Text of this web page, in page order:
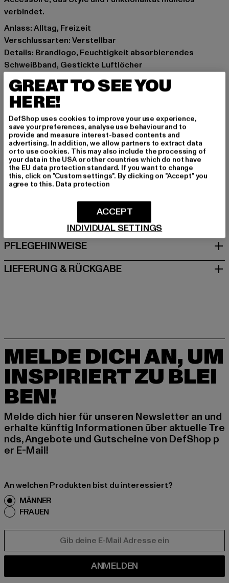
verbindet.
Anlass: Alltag, Freizeit
Verschlussarten: Verstellbar
Details: Brandlogo, Feuchtigkeit absorbierendes
Schweißband, Gestickte Luftlöcher
Marke: Starter Black Label
Kat.: Caps
Farbe: schwarz, weiß
Hersteller Farbe: black/white
Materialzusammensetzung: 100% Baumwolle
Art.Nr: ST253-00826
Hersteller: TB International GmbH |info@tbint.de
Dr.-Robert-Murjahn-Straße 7 | 64372 Ober-Ramstadt |
DE
GRÖSSE & PASSFORM
PFLEGEHINWEISE
LIEFERUNG & RÜCKGABE
MELDE DICH AN, UM
INSPIRIERT ZU BLEI
BEN!
Melde dich hier für unseren Newsletter an und
erhalte künftig Informationen über aktuelle Tre
nds, Angebote und Gutscheine von DefShop p
er E-Mail!
An welchen Produkten bist du interessiert?
MÄNNER
FRAUEN
ANMELDEN
GREAT TO SEE YOU
HERE!
DefShop uses cookies to improve your use experience,
save your preferences, analyse use behaviour and to
provide and measure interest-based contents and
advertising. In addition, we allow partners to extract data
or to use cookies. This may also include the processing of
your data in the USA or other countries which do not have
the EU data protection standard. If you want to change
this, click on "Custom settings". By clicking on "Accept" you
agree to this. Data protection
INDIVIDUAL SETTINGS
ACCEPT